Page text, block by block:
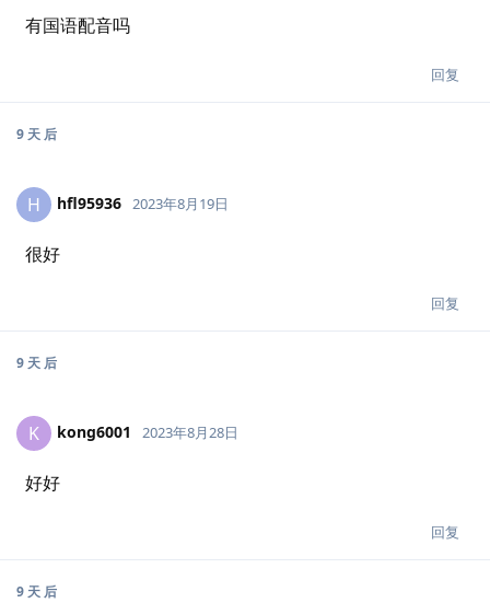
有国语配音吗
回复
9 天 后
H hfl95936 2023年8月19日
很好
回复
9 天 后
K kong6001 2023年8月28日
好好
回复
9 天 后